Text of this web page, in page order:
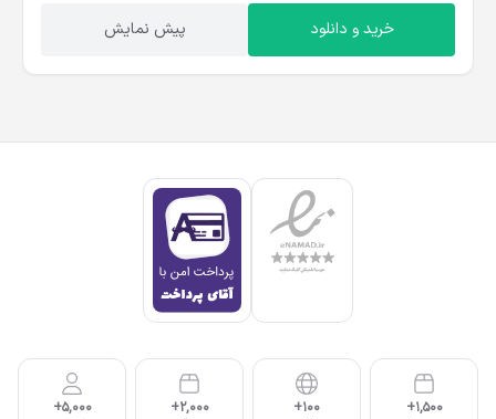
خرید و دانلود پیش نمایش
1,500+
100+
2,000+
5,000+